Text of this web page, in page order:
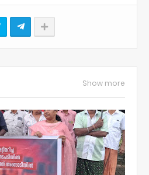
Show more